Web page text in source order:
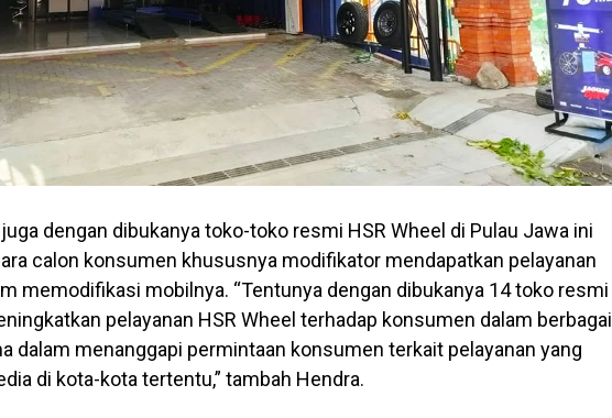
dengan dibukanya toko-toko resmi HSR Wheel di Pulau Jawa ini
calon konsumen khususnya modifikator mendapatkan pelayanan
memodifikasi mobilnya. “Tentunya dengan dibukanya 14 toko resmi
pelayanan HSR Wheel terhadap konsumen dalam berbagai
dalam menanggapi permintaan konsumen terkait pelayanan yang
di kota-kota tertentu,” tambah Hendra.